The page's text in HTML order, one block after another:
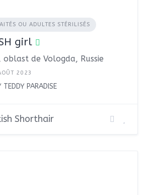
OU ADULTES STÉRILISÉS
girl
oblast de Vologda, Russie
2023
TEDDY PARADISE
Shorthair